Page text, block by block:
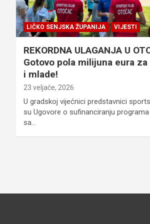
LIČKO SENJSKA ŽUPANIJA VIJESTI
REKORDNA ULAGANJA U
Gotovo pola milijuna eura
i mlade!
23 veljače, 2026
U gradskoj vijećnici predstavnici
su Ugovore o sufinanciranju
sa…